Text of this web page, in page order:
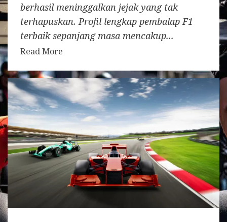
berhasil meninggalkan jejak yang tak
terhapuskan. Profil lengkap pembalap F1
terbaik sepanjang masa mencakup...
Read More